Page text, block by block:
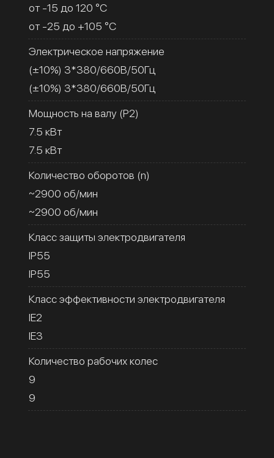
от -15 до 120 °C
от -25 до +105 °C
Электрическое напряжение
(±10%) 3*380/660В/50Гц
(±10%) 3*380/660В/50Гц
Мощность на валу (Р2)
7.5 кВт
7.5 кВт
Количество оборотов (n)
~2900 об/мин
~2900 об/мин
Класс защиты электродвигателя
IP55
IP55
Класс эффективности электродвигателя
IE2
IE3
Количество рабочих колес
9
9